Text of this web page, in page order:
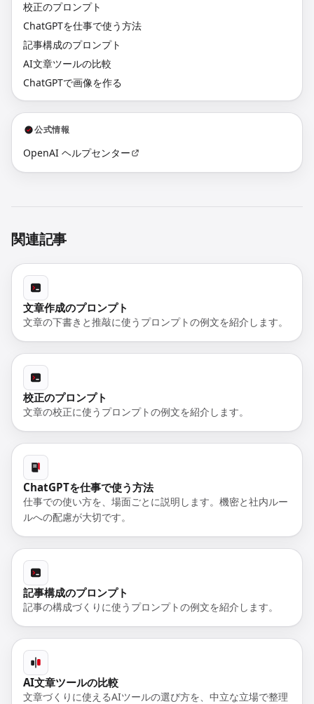
校正のプロンプト
ChatGPTを仕事で使う方法
記事構成のプロンプト
AI文章ツールの比較
ChatGPTで画像を作る
公式情報
OpenAI ヘルプセンター
関連記事
文章作成のプロンプト
文章の下書きと推敲に使うプロンプトの例文を紹介します。
校正のプロンプト
文章の校正に使うプロンプトの例文を紹介します。
ChatGPTを仕事で使う方法
仕事での使い方を、場面ごとに説明します。機密と社内ルー
ルへの配慮が大切です。
記事構成のプロンプト
記事の構成づくりに使うプロンプトの例文を紹介します。
AI文章ツールの比較
文章づくりに使えるAIツールの選び方を、中立な立場で整理